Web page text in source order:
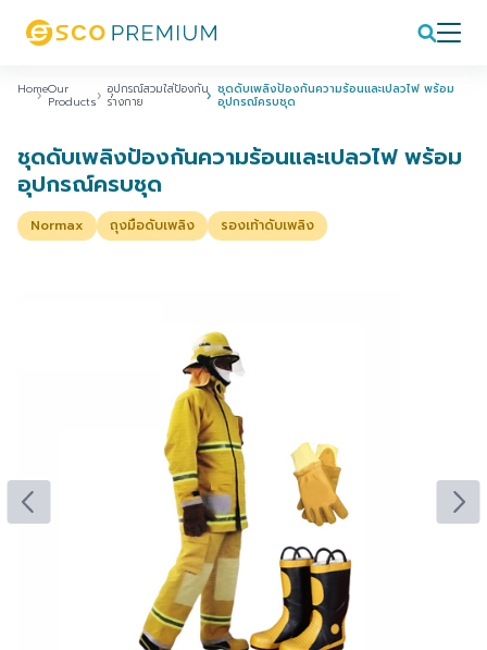
HomeOur
Products
อุปกรณ์สวมใส่ป้องกัน
ร่างกาย
ชุดดับเพลิงป้องกันความร้อนและเปลวไฟ พร้อม
อุปกรณ์ครบชุด
ชุดดับเพลิงป้องกันความร้อนและเปลวไฟ พร้อม
อุปกรณ์ครบชุด
Normax ถุงมือดับเพลิง รองเท้าดับเพลิง